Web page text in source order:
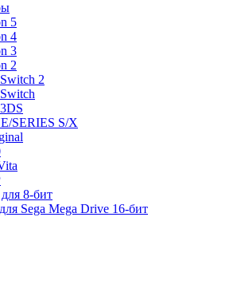
5
4
3
2
2
SERIES S/X
8-бит
Sega Mega Drive 16-бит